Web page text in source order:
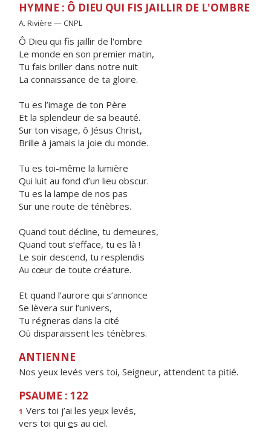
HYMNE : Ô DIEU QUI FIS JAILLIR DE L'OMBRE
A. Rivière — CNPL
Ô Dieu qui fis jaillir de l'ombre
Le monde en son premier matin,
Tu fais briller dans notre nuit
La connaissance de ta gloire.
Tu es l’image de ton Père
Et la splendeur de sa beauté.
Sur ton visage, ô Jésus Christ,
Brille à jamais la joie du monde.
Tu es toi-même la lumière
Qui luit au fond d’un lieu obscur.
Tu es la lampe de nos pas
Sur une route de ténèbres.
Quand tout décline, tu demeures,
Quand tout s’efface, tu es là !
Le soir descend, tu resplendis
Au cœur de toute créature.
Et quand l’aurore qui s’annonce
Se lèvera sur l’univers,
Tu régneras dans la cité
Où disparaissent les ténèbres.
ANTIENNE
Nos yeux levés vers toi, Seigneur, attendent ta pitié.
PSAUME : 122
1 Vers toi j’ai les yeux levés,
vers toi qui es au ciel.